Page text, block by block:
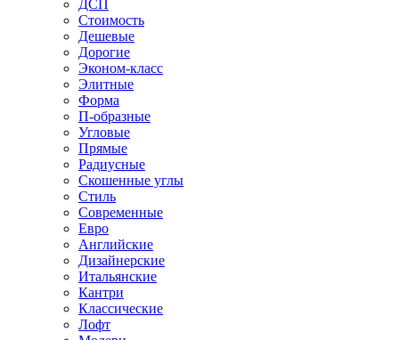
ДСП
Стоимость
Дешевые
Дорогие
Эконом-класс
Элитные
Форма
П-образные
Угловые
Прямые
Радиусные
Скошенные углы
Стиль
Современные
Евро
Английские
Дизайнерские
Итальянские
Кантри
Классические
Лофт